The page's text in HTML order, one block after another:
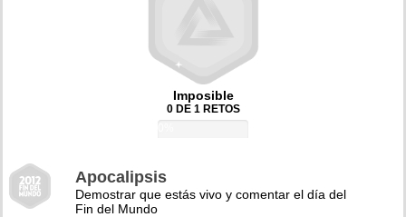
Imposible
0 DE 1 RETOS
Apocalipsis
Demostrar que estás vivo y comentar el día del
Fin del Mundo